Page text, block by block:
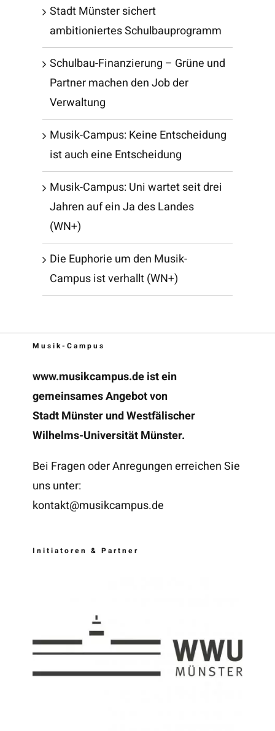
Stadt Münster sichert
ambitioniertes Schulbauprogramm
Schulbau-Finanzierung – Grüne und
Partner machen den Job der
Verwaltung
Musik-Campus: Keine Entscheidung
ist auch eine Entscheidung
Musik-Campus: Uni wartet seit drei
Jahren auf ein Ja des Landes
(WN+)
Die Euphorie um den Musik-
Campus ist verhallt (WN+)
Musik-Campus
www.musikcampus.deist ein
gemeinsames Angebot von
Stadt Münster und Westfälischer
Wilhelms-Universität Münster.
Bei Fragen oder Anregungen erreichen Sie
uns unter:
kontakt@musikcampus.de
Initiatoren & Partner